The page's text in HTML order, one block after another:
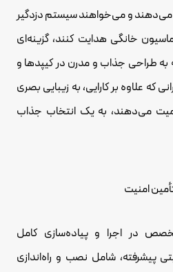
و می‌خواهند سیستم دزدگیر
خانگی هدایت کنند، گزینه‌ای
طراحی جذاب و مدرن در کیپدها و
که علاوه بر کارایی، به زیبایی بصری
می‌دهند، به یک انتخاب جذاب
امنیت
در اجرا و پیاده‌سازی کامل
پیشرفته، شامل نصب و راه‌اندازی